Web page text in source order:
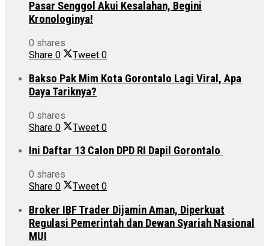
Pasar Senggol Akui Kesalahan, Begini
Kronologinya!
0 shares
Share 0 Tweet 0
Bakso Pak Mim Kota Gorontalo Lagi Viral, Apa
Daya Tariknya?
0 shares
Share 0 Tweet 0
Ini Daftar 13 Calon DPD RI Dapil Gorontalo
0 shares
Share 0 Tweet 0
Broker IBF Trader Dijamin Aman, Diperkuat
Regulasi Pemerintah dan Dewan Syariah Nasional
MUI